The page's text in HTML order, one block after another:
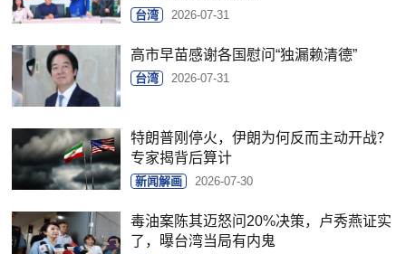
台湾 2026-07-31
高市早苗感谢各国慰问“独漏赖清德”
台湾 2026-07-31
特朗普刚停火，伊朗为何反而主动开战？
专家揭背后算计
新闻解画 2026-07-30
毒油案陈其迈怒问20%决策，卢秀燕证实
了，曝台湾当局有内鬼